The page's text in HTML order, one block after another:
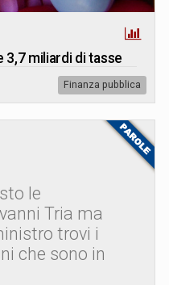
3,7 miliardi di tasse
Finanza pubblica
le
Tria ma
trovi i
che sono in